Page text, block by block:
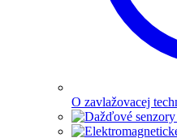
O zavlažovacej